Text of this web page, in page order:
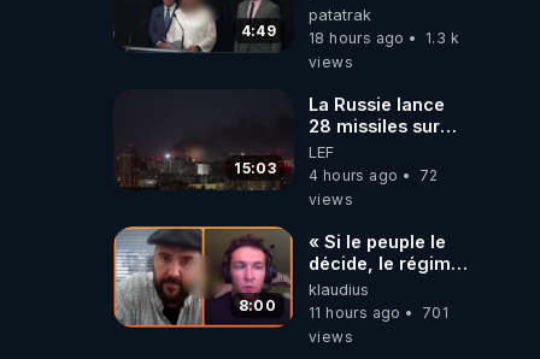
4:49
patatrak
18 hours ago
1.3 k
views
15:03
La Russie lance
28 missiles sur
Kiev, l'attaque
révèle la faiblesse
de Kiev
LEF
4 hours ago
72
views
8:00
« Si le peuple le
décide, le régime
peut tomber
demain ! »
klaudius
11 hours ago
701
views